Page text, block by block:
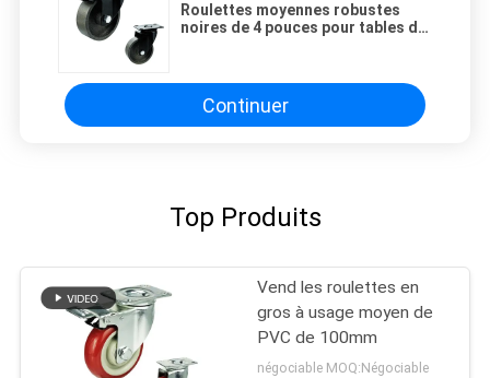
Roulettes moyennes robustes
noires de 4 pouces pour tables de
Continuer
Top Produits
Vend les roulettes en
gros à usage moyen de
PVC de 100mm
négociable MOQ:Négociable